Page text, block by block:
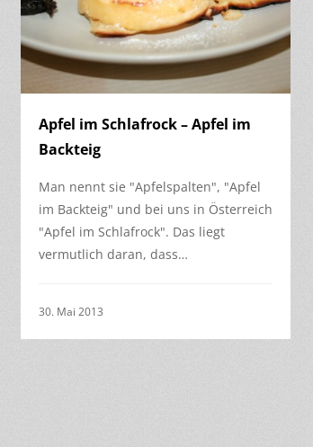
Apfel im Schlafrock – Apfel im
Backteig
Man nennt sie "Apfelspalten", "Apfel
im Backteig" und bei uns in Österreich
"Apfel im Schlafrock". Das liegt
vermutlich daran, dass…
30. Mai 2013